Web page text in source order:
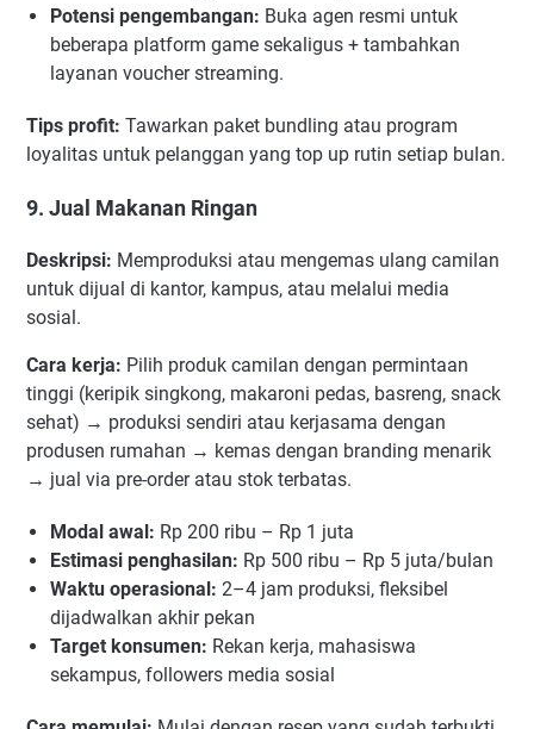
Potensi pengembangan: Buka agen resmi untuk
beberapa platform game sekaligus + tambahkan
layanan voucher streaming.
Tips profit: Tawarkan paket bundling atau program
loyalitas untuk pelanggan yang top up rutin setiap bulan.
9. Jual Makanan Ringan
Deskripsi: Memproduksi atau mengemas ulang camilan
untuk dijual di kantor, kampus, atau melalui media
sosial.
Cara kerja: Pilih produk camilan dengan permintaan
tinggi (keripik singkong, makaroni pedas, basreng, snack
sehat) → produksi sendiri atau kerjasama dengan
produsen rumahan → kemas dengan branding menarik
→ jual via pre-order atau stok terbatas.
Modal awal: Rp 200 ribu – Rp 1 juta
Estimasi penghasilan: Rp 500 ribu – Rp 5 juta/bulan
Waktu operasional: 2–4 jam produksi, fleksibel
dijadwalkan akhir pekan
Target konsumen: Rekan kerja, mahasiswa
sekampus, followers media sosial